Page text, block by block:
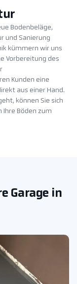
Bodenbeläge,
und Sanierung
kümmern wir uns
Vorbereitung des
Kunden eine
aus einer Hand.
können Sie sich
Ihre Böden zum
Garage in